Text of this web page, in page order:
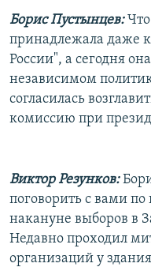
Борис Пустынцев:Что
принадлежала даже
России", а сегодня
независимом
согласилась
комиссию при
Виктор Резунков:
поговорить с вами по
накануне выборов в
Недавно проходил
организаций у